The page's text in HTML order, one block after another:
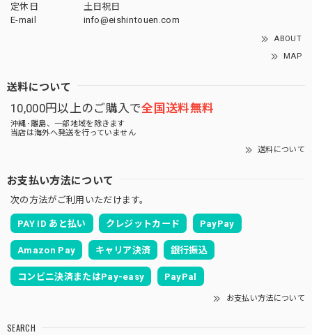
定休日
土日祝日
E-mail
info@eishintouen.com
ABOUT
MAP
送料について
10,000円以上のご購入で全国送料無料
沖縄･離島、一部地域を除きます
当店は海外へ発送を行っていません
送料について
お支払い方法について
次の方法がご利用いただけます。
PAY ID あと払い クレジットカード PayPay
Amazon Pay キャリア決済 銀行振込
コンビニ決済またはPay-easy PayPal
お支払い方法について
SEARCH